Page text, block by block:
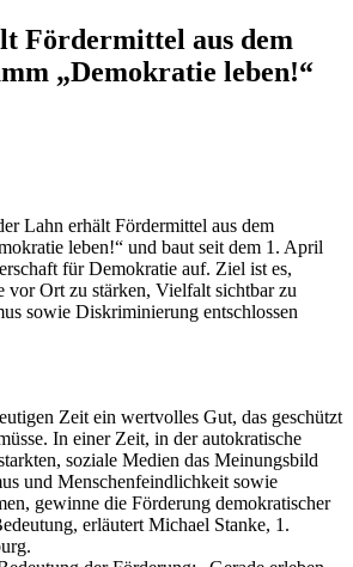
Fördermittel aus dem
„Demokratie leben!“
Lahn erhält Fördermittel aus dem
leben!“ und baut seit dem 1. April
für Demokratie auf. Ziel ist es,
vor Ort zu stärken, Vielfalt sichtbar zu
sowie Diskriminierung entschlossen
Zeit ein wertvolles Gut, das geschützt
In einer Zeit, in der autokratische
soziale Medien das Meinungsbild
und Menschenfeindlichkeit sowie
gewinne die Förderung demokratischer
erläutert Michael Stanke, 1.